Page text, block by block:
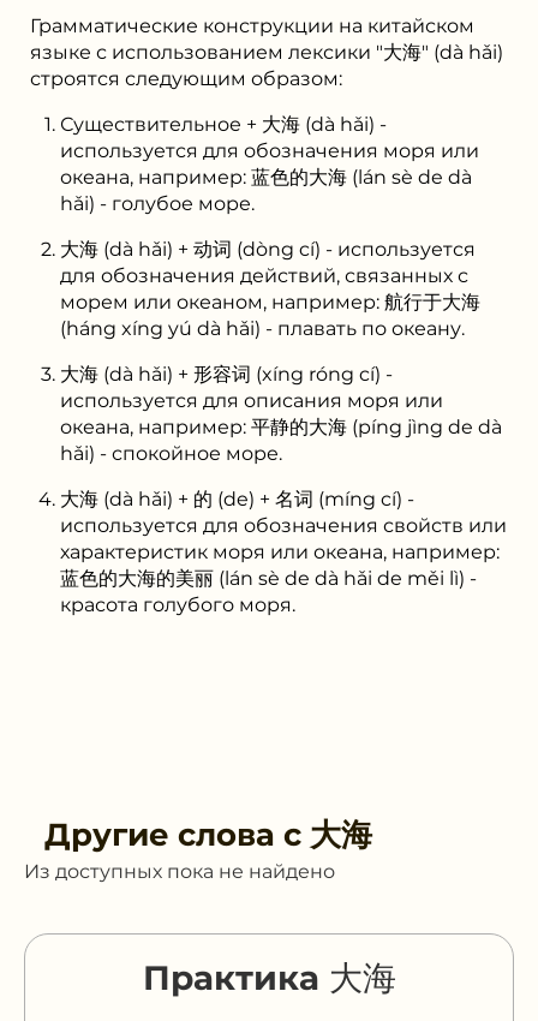
Грамматические конструкции на китайском
языке с использованием лексики "大海" (dà hǎi)
строятся следующим образом:
Существительное + 大海 (dà hǎi) -
используется для обозначения моря или
океана, например: 蓝色的大海 (lán sè de dà
hǎi) - голубое море.
大海 (dà hǎi) + 动词 (dòng cí) - используется
для обозначения действий, связанных с
морем или океаном, например: 航行于大海
(háng xíng yú dà hǎi) - плавать по океану.
大海 (dà hǎi) + 形容词 (xíng róng cí) -
используется для описания моря или
океана, например: 平静的大海 (píng jìng de dà
hǎi) - спокойное море.
大海 (dà hǎi) + 的 (de) + 名词 (míng cí) -
используется для обозначения свойств или
характеристик моря или океана, например:
蓝色的大海的美丽 (lán sè de dà hǎi de měi lì) -
красота голубого моря.
Другие слова с 大海
Из доступных пока не найдено
Практика 大海